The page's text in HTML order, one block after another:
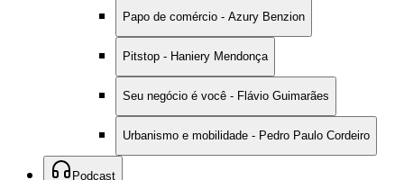
Papo de comércio - Azury Benzion
Pitstop - Haniery Mendonça
Seu negócio é você - Flávio Guimarães
Urbanismo e mobilidade - Pedro Paulo Cordeiro
Podcast